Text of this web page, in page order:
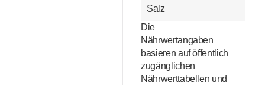
Salz
Die
Nährwertangaben
basieren auf öffentlich
zugänglichen
Nährwerttabellen und